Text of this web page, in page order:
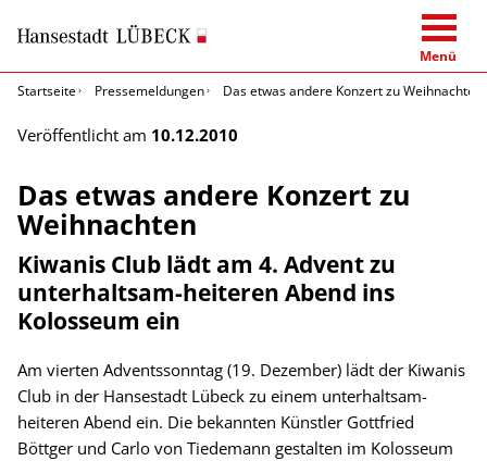
Menü
Startseite
Pressemeldungen Das etwas andere Konzert zu Weihnachten
Veröffentlicht am 10.12.2010
Das etwas andere Konzert zu
Weihnachten
Kiwanis Club lädt am 4. Advent zu
unterhaltsam-heiteren Abend ins
Kolosseum ein
Am vierten Adventssonntag (19. Dezember) lädt der Kiwanis
Club in der Hansestadt Lübeck zu einem unterhaltsam-
heiteren Abend ein. Die bekannten Künstler Gottfried
Böttger und Carlo von Tiedemann gestalten im Kolosseum